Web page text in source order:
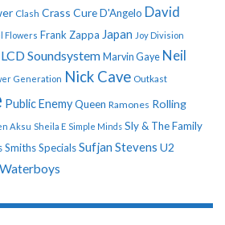
Clash Crass CureD'Angelo David
Flowers Frank Zappa Japan Joy Division
LCD Soundsystem Marvin Gaye Neil
Generation Nick Cave Outkast
Public EnemyQueen Ramones Rolling
Aksu Sheila E Simple Minds Sly & The Family
SmithsSpecialsSufjan Stevens U2
Waterboys